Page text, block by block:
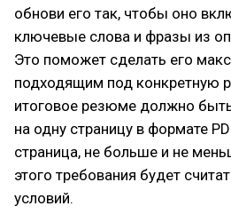
обнови его так, чтобы оно
ключевые слова и фразы из
Это поможет сделать его
подходящим под конкретную
итоговое резюме должно
на одну страницу в формате
страница, не больше и не
этого требования будет
условий.